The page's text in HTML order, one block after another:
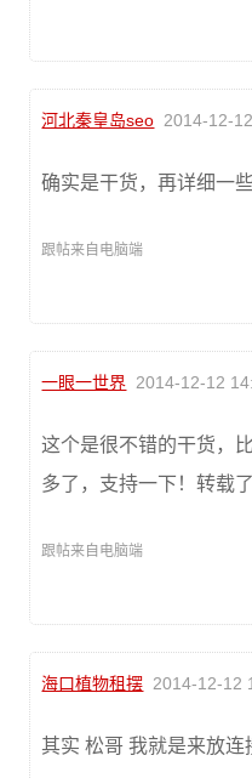
河北秦皇岛seo 2014-12-
确实是干货，再详细一
跟帖来自电脑端
一眼一世界 2014-12-12
这个是很不错的干货，
多了，支持一下！转载了
跟帖来自电脑端
海口植物租摆 2014-12-12
其实 松哥 我就是来放连